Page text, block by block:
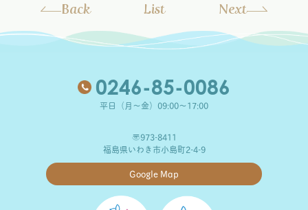
Back List Next
0246-85-0086
平日（月～金）09:00～17:00
〒973-8411
福島県いわき市小島町2-4-9
Google Map